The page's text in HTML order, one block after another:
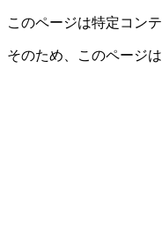
このページは特定コン
そのため、このページは